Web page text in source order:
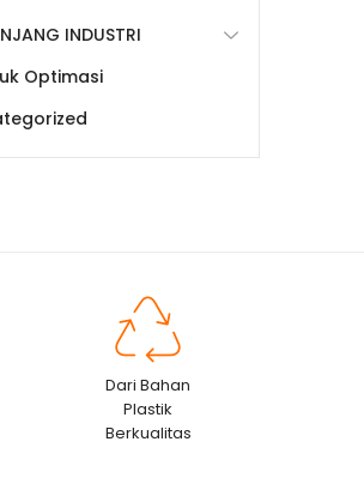
INDUSTRI
Optimasi
Dari Bahan
Plastik
Berkualitas